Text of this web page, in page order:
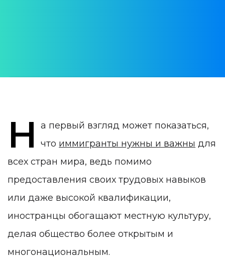
Н
а первый взгляд может показаться,
что иммигранты нужны и важны для
всех стран мира, ведь помимо
предоставления своих трудовых навыков
или даже высокой квалификации,
иностранцы обогащают местную культуру,
делая общество более открытым и
многонациональным.